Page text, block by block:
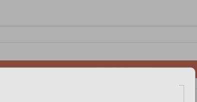
Not Available Online